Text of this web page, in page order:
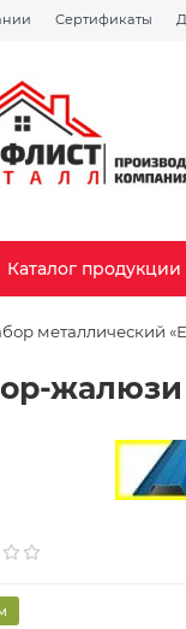
Сертификаты
Каталог продукции
металлический
жалюзи